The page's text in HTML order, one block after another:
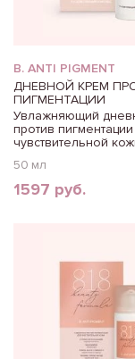
B. ANTI PIGMENT
ДНЕВНОЙ КРЕМ
ПИГМЕНТАЦИИ
Увлажняющий
против
чувствительной
50 мл
1597 руб.